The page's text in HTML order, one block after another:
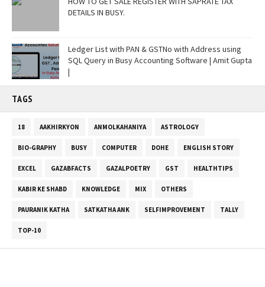
DETAILS IN BUSY.
Ledger List with PAN & GSTNo with Address using
SQL Query in Busy Accounting Software | Amit Gupta
|
TAGS
18 AAKHIRKYON ANMOLKAHANIYA ASTROLOGY
BIO-GRAPHY BUSY COMPUTER DOHE ENGLISH STORY
EXCEL GAZABFACTS GAZALPOETRY GST HEALTHTIPS
KABIR KE SHABD KNOWLEDGE MIX OTHERS
PAURANIK KATHA SATKATHA ANK SELFIMPROVEMENT TALLY
TOP-10